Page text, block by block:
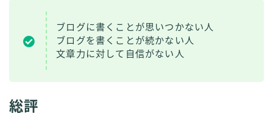
ブログに書くことが思いつかない人
ブログを書くことが続かない人
文章力に対して自信がない人
総評